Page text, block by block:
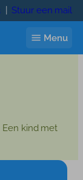
Stuur een mail
Menu
Een kind met